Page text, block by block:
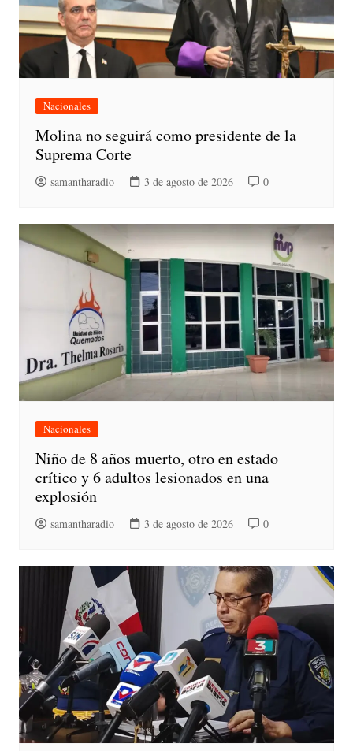
Nacionales
Molina no seguirá como presidente de la
Suprema Corte
samantharadio 3 de agosto de 2026 0
Nacionales
Niño de 8 años muerto, otro en estado
crítico y 6 adultos lesionados en una
explosión
samantharadio 3 de agosto de 2026 0